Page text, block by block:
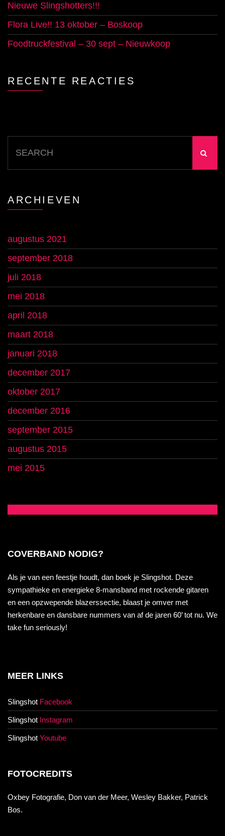
Nieuwe Slingshotters!!!
Flora Live!! 13 oktober – Boskoop
Foodtruckfestival – 30 sept – Nieuwkoop
RECENTE REACTIES
for:
ARCHIEVEN
augustus 2021
september 2018
juli 2018
mei 2018
april 2018
maart 2018
januari 2018
december 2017
oktober 2017
december 2016
september 2015
augustus 2015
mei 2015
COVERBAND NODIG?
Als je van een feestje houdt, dan boek je Slingshot. Deze
sympathieke en energieke 8-mansband met rockende gitaren
en een opzwepende blazerssectie, blaast je omver met
herkenbare en dansbare nummers van af de jaren 60’ tot nu. We
take fun seriously!
MEER LINKS
Slingshot Facebook
Slingshot Instagram
Slingshot Youtube
FOTOCREDITS
Oxbey Fotografie, Don van der Meer, Wesley Bakker, Patrick
Bos.